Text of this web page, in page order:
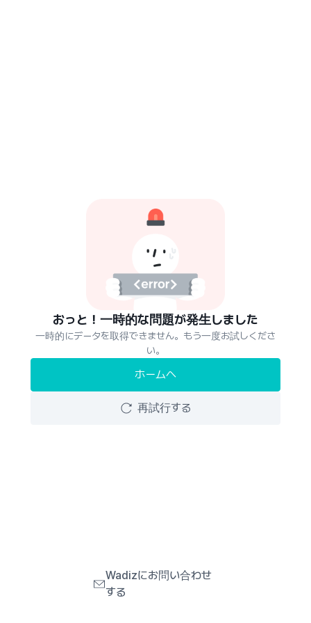
おっと！一時的な問題が発生しました
一時的にデータを取得できません。もう一度お試しくださ
い。
ホームへ
再試行する
Wadizにお問い合わせ
する